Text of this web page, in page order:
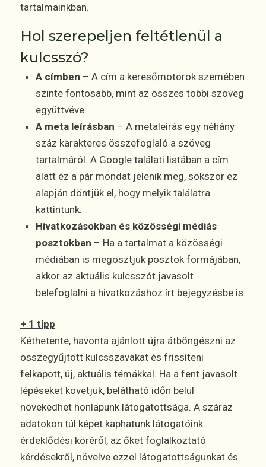
tartalmainkban.
Hol szerepeljen feltétlenül a
kulcsszó?
A címben – A cím a keresőmotorok szemében
szinte fontosabb, mint az összes többi szöveg
együttvéve.
A meta leírásban – A metaleírás egy néhány
száz karakteres összefoglaló a szöveg
tartalmáról. A Google találati listában a cím
alatt ez a pár mondat jelenik meg, sokszor ez
alapján döntjük el, hogy melyik találatra
kattintunk.
Hivatkozásokban és közösségi médiás
posztokban – Ha a tartalmat a közösségi
médiában is megosztjuk posztok formájában,
akkor az aktuális kulcsszót javasolt
belefoglalni a hivatkozáshoz írt bejegyzésbe is.
+ 1 tipp
Kéthetente, havonta ajánlott újra átböngészni az
összegyűjtött kulcsszavakat és frissíteni
felkapott, új, aktuális témákkal. Ha a fent javasolt
lépéseket követjük, belátható időn belül
növekedhet honlapunk látogatottsága. A száraz
adatokon túl képet kaphatunk látogatóink
érdeklődési köréről, az őket foglalkoztató
kérdésekről, növelve ezzel látogatottságunkat és